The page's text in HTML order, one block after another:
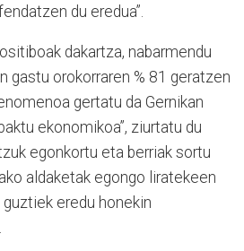
du eredua”.
dakartza, nabarmendu
gastu orokorraren % 81 geratzen
gertatu da Gernikan
ekonomikoa”, ziurtatu du
egonkortu eta berriak sortu
aldaketak egongo liratekeen
eredu honekin